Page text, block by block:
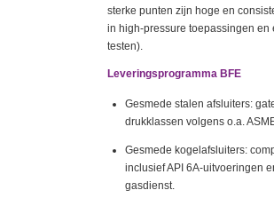
sterke punten zijn hoge en
in high‑pressure toepassingen
testen).
Leveringsprogramma BFE
Gesmede stalen afsluiters:
drukklassen volgens o.a.
Gesmede kogelafsluiters:
inclusief API 6A-uitvoeringen
gasdienst.